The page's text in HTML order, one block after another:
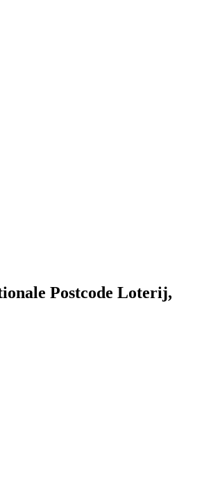
Postcode Loterij,